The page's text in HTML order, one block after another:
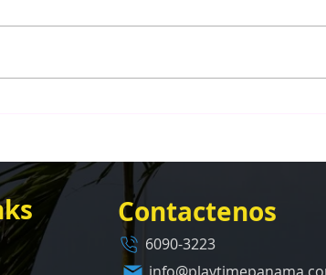
Premium
Real
Contactenos
6090-3223